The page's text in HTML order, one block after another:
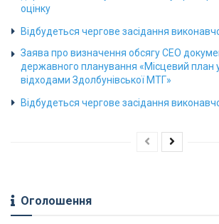
оцінку
Відбудеться чергове засідання
Заява про визначення обсягу СЕО
державного планування «Місцевий план
відходами Здолбунівської МТГ»
Відбудеться чергове засідання
Оголошення